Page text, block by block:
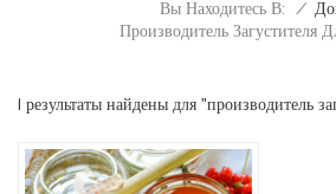
Вы Находитесь В: /
Производитель Загустителя
1 результаты найдены для "производитель